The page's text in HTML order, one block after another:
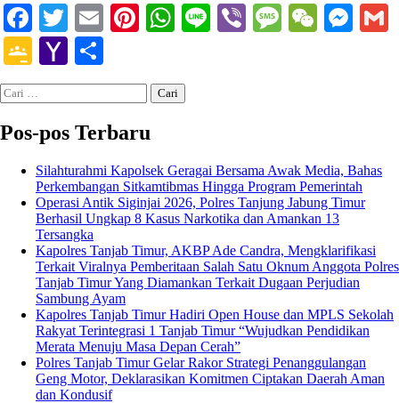
Facebook
TwitterEmailPinterest
WhatsApp
LineViberMessage
Google
Classroom
Yahoo
Mail
Cari
untuk:
Pos-pos Terbaru
Silahturahmi Kapolsek Geragai Bersama Awak Media, Bahas
Perkembangan Sitkamtibmas Hingga Program Pemerintah
Operasi Antik Siginjai 2026, Polres Tanjung Jabung Timur
Berhasil Ungkap 8 Kasus Narkotika dan Amankan 13
Tersangka
Kapolres Tanjab Timur, AKBP Ade Candra, Mengklarifikasi
Terkait Viralnya Pemberitaan Salah Satu Oknum Anggota Polres
Tanjab Timur Yang Diamankan Terkait Dugaan Perjudian
Sambung Ayam
Kapolres Tanjab Timur Hadiri Open House dan MPLS Sekolah
Rakyat Terintegrasi 1 Tanjab Timur “Wujudkan Pendidikan
Merata Menuju Masa Depan Cerah”
Polres Tanjab Timur Gelar Rakor Strategi Penanggulangan
Geng Motor, Deklarasikan Komitmen Ciptakan Daerah Aman
dan Kondusif